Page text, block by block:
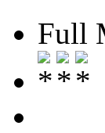
Full